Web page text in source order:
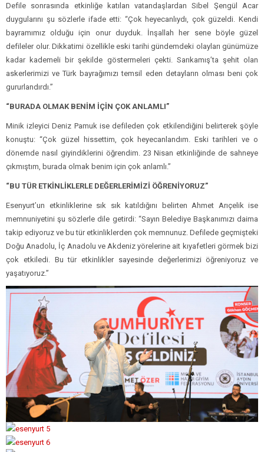
Defile sonrasında etkinliğe katılan vatandaşlardan Sibel Şengül Acar
duygularını şu sözlerle ifade etti: “Çok heyecanlıydı, çok güzeldi. Kendi
bayramımız olduğu için onur duyduk. İnşallah her sene böyle güzel
defileler olur. Dikkatimi özellikle eski tarihi gündemdeki olayları günümüze
kadar kademeli bir şekilde göstermeleri çekti. Sarıkamış’ta şehit olan
askerlerimizi ve Türk bayrağımızı temsil eden detayların olması beni çok
gururlandırdı.”
“BURADA OLMAK BENİM İÇİN ÇOK ANLAMLI”
Minik izleyici Deniz Pamuk ise defileden çok etkilendiğini belirterek şöyle
konuştu: “Çok güzel hissettim, çok heyecanlandım. Eski tarihleri ve o
dönemde nasıl giyindiklerini öğrendim. 23 Nisan etkinliğinde de sahneye
çıkmıştım, burada olmak benim için çok anlamlı.”
“BU TÜR ETKİNLİKLERLE DEĞERLERİMİZİ ÖĞRENİYORUZ”
Esenyurt’un etkinliklerine sık sık katıldığını belirten Ahmet Arıçelik ise
memnuniyetini şu sözlerle dile getirdi: “Sayın Belediye Başkanımızı daima
takip ediyoruz ve bu tür etkinliklerden çok memnunuz. Defilede geçmişteki
Doğu Anadolu, İç Anadolu ve Akdeniz yörelerine ait kıyafetleri görmek bizi
çok etkiledi. Bu tür etkinlikler sayesinde değerlerimizi öğreniyoruz ve
yaşatıyoruz.”